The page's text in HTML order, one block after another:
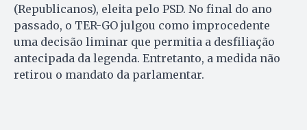
(Republicanos), eleita pelo PSD. No final do ano
passado, o TER-GO julgou como improcedente
uma decisão liminar que permitia a desfiliação
antecipada da legenda. Entretanto, a medida não
retirou o mandato da parlamentar.